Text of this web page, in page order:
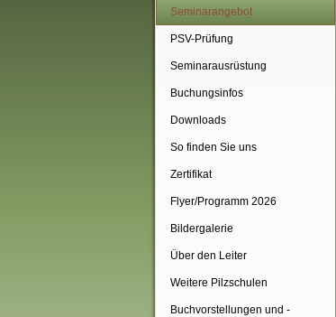
Seminarangebot
PSV-Prüfung
Seminarausrüstung
Buchungsinfos
Downloads
So finden Sie uns
Zertifikat
Flyer/Programm 2026
Bildergalerie
Über den Leiter
Weitere Pilzschulen
Buchvorstellungen und -